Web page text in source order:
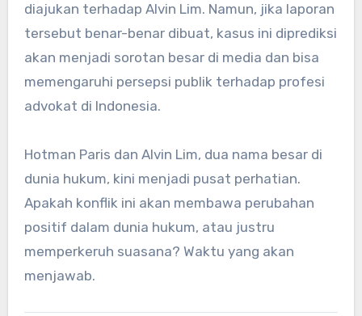
diajukan terhadap Alvin Lim. Namun, jika laporan
tersebut benar-benar dibuat, kasus ini diprediksi
akan menjadi sorotan besar di media dan bisa
memengaruhi persepsi publik terhadap profesi
advokat di Indonesia.
Hotman Paris dan Alvin Lim, dua nama besar di
dunia hukum, kini menjadi pusat perhatian.
Apakah konflik ini akan membawa perubahan
positif dalam dunia hukum, atau justru
memperkeruh suasana? Waktu yang akan
menjawab.